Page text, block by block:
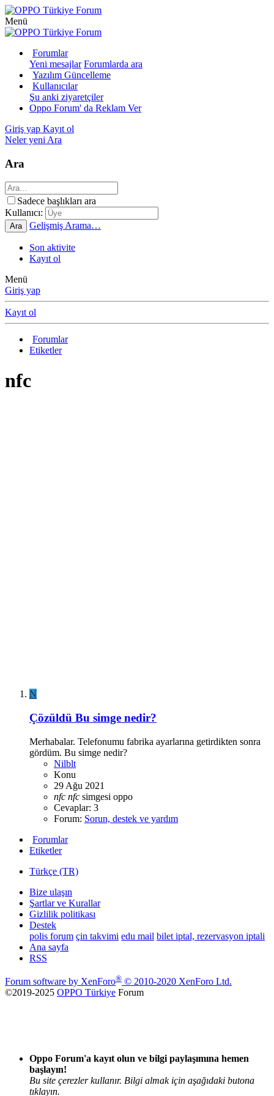
Menü
Forumlar
Yeni mesajlar Forumlarda ara
Yazılım Güncelleme
Kullanıcılar
Şu anki ziyaretçiler
Oppo Forum' da Reklam Ver
Giriş yap Kayıt ol
Neler yeni Ara
Ara
Sadece başlıkları ara
Kullanıcı:
Ara Gelişmiş Arama…
Son aktivite
Kayıt ol
Menü
Giriş yap
Kayıt ol
Forumlar
Etiketler
nfc
N
Çözüldü Bu simge nedir?
Merhabalar. Telefonumu fabrika ayarlarına getirdikten sonra
gördüm. Bu simge nedir?
Nilblt
Konu
29 Ağu 2021
nfc nfc simgesi oppo
Cevaplar: 3
Forum: Sorun, destek ve yardım
Forumlar
Etiketler
Türkçe (TR)
Bize ulaşın
Şartlar ve Kurallar
Gizlilik politikası
Destek
polis forum çin takvimi edu mail bilet iptal, rezervasyon iptali
Ana sayfa
RSS
Forum software by XenForo® © 2010-2020 XenForo Ltd.
©2019-2025 OPPO Türkiye Forum
Oppo Forum'a kayıt olun ve bilgi paylaşımına hemen
başlayın!
Bu site çerezler kullanır. Bilgi almak için aşağıdaki butona
tıklayın.